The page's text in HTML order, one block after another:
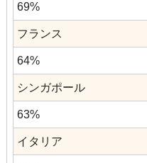
69%
フランス
64%
シンガポール
63%
イタリア